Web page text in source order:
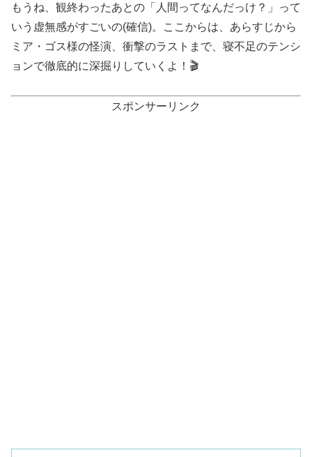
もうね、観終わったあとの「人間ってなんだっけ？」って
いう虚無感がすごいの(確信)。ここからは、あらすじから
ミア・ゴス様の怪演、衝撃のラストまで、寝不足のテンシ
ョンで徹底的に深掘りしていくよ！🎬
スポンサーリンク